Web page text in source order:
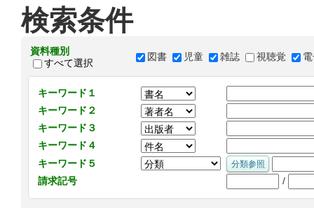
検索条件
資料種別
すべて選択
図書 児童 雑誌 視聴覚
キーワード１
キーワード２
キーワード３
キーワード４
キーワード５
請求記号
/